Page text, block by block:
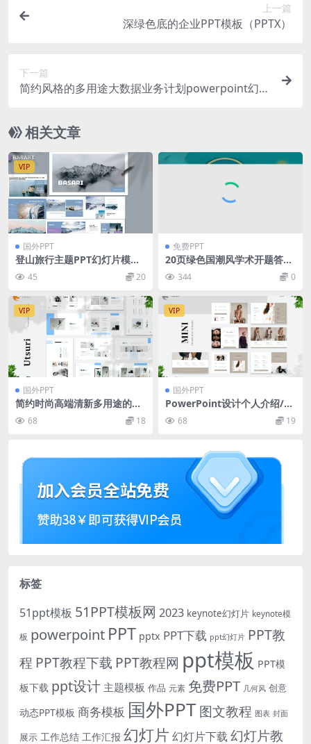
上一篇
深绿色底的企业PPT模板（PPTX）
下一篇
简约风格的多用途大数据业务计划powerpoint幻灯
相关文章
VIP
国外PPT
登山旅行主题PPT幻灯片模板
Basari – Powerpoint Templ
ate45 20
免费PPT
20页绿色国潮风学术开题答辩
PPT模板下载
344 0
VIP
国外PPT
简约时尚高端清新多用途的po
werpoint幻灯片演示模板（p
ptx）
68 18
VIP
国外PPT
PowerPoint设计个人介绍/简
历模板 Mini – Personal Port
folio Presentation Templat
68 19
标签
51ppt模板 51PPT模板网 2023 keynote幻灯片 keynote模
板 powerpoint PPT pptx PPT下载 ppt幻灯片 PPT教
程 PPT教程下载 PPT教程网 ppt模板 PPT模
板下载 ppt设计 主题模板 作品 元素 免费PPT 几何风 创意
动态PPT模板 商务模板 国外PPT图文教程 图表 封面
展示 工作总结 工作汇报 幻灯片 幻灯片下载 幻灯片教